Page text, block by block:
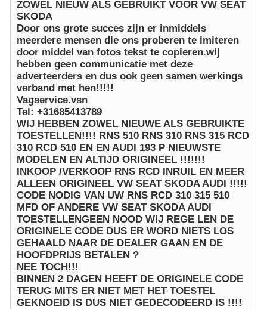
ZOWEL NIEUW ALS GEBRUIKT VOOR VW SEAT
SKODA
Door ons grote succes zijn er inmiddels
meerdere mensen die ons proberen te imiteren
door middel van fotos tekst te copieren.wij
hebben geen communicatie met deze
adverteerders en dus ook geen samen werkings
verband met hen!!!!!
Vagservice.vsn
Tel: +31685413789
WIJ HEBBEN ZOWEL NIEUWE ALS GEBRUIKTE
TOESTELLEN!!!! RNS 510 RNS 310 RNS 315 RCD
310 RCD 510 EN EN AUDI 193 P NIEUWSTE
MODELEN EN ALTIJD ORIGINEEL !!!!!!!
INKOOP /VERKOOP RNS RCD INRUIL EN MEER
ALLEEN ORIGINEEL VW SEAT SKODA AUDI !!!!!
CODE NODIG VAN UW RNS RCD 310 315 510
MFD OF ANDERE VW SEAT SKODA AUDI
TOESTELLENGEEN NOOD WIJ REGE LEN DE
ORIGINELE CODE DUS ER WORD NIETS LOS
GEHAALD NAAR DE DEALER GAAN EN DE
HOOFDPRIJS BETALEN ?
NEE TOCH!!!
BINNEN 2 DAGEN HEEFT DE ORIGINELE CODE
TERUG MITS ER NIET MET HET TOESTEL
GEKNOEID IS DUS NIET GEDECODEERD IS !!!!